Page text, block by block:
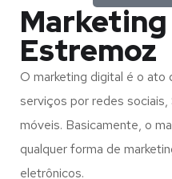
Estremoz
O marketing digital é o ato
serviços por redes
móveis. Basicamente, o
qualquer forma de
eletrônicos.